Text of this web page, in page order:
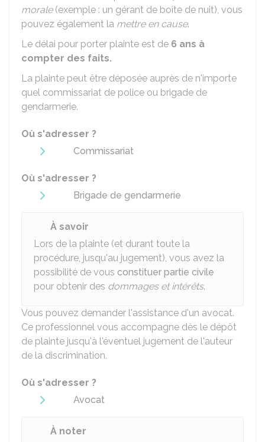
morale(exemple : un gérant de boîte de nuit), vous
pouvez également la mettre en cause.
Le délai pour porter plainte est de 6 ans à
compter des faits.
La plainte peut être déposée auprès de n'importe
quel commissariat de police ou brigade de
gendarmerie.
Où s'adresser ?
Commissariat
Où s'adresser ?
Brigade de gendarmerie
À savoir
Lors de la plainte (et durant toute la
procédure, jusqu'au jugement), vous avez la
possibilité de vous constituer partie civile
pour obtenir des dommages et intérêts.
Vous pouvez demander l'assistance d'un avocat.
Ce professionnel vous accompagne dès le dépôt
de plainte jusqu'à l'éventuel jugement de l'auteur
de la discrimination.
Où s'adresser ?
Avocat
À noter